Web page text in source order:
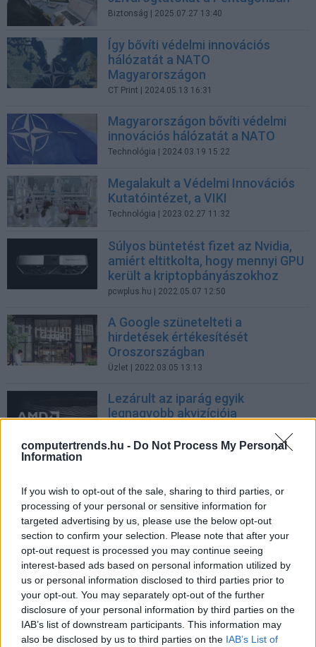
computertrends.hu - Do Not Process My Personal
Information
If you wish to opt-out of the sale, sharing to third parties, or
processing of your personal or sensitive information for
targeted advertising by us, please use the below opt-out
section to confirm your selection. Please note that after your
opt-out request is processed you may continue seeing
interest-based ads based on personal information utilized by
us or personal information disclosed to third parties prior to
your opt-out. You may separately opt-out of the further
disclosure of your personal information by third parties on the
IAB’s list of downstream participants. This information may
also be disclosed by us to third parties on the IAB’s List of
Biztonság | 2025.07.27 13:40
Így bővíti védelmi innovációs
hálózatát a NATO
Magyarországon
CT Print | 2024.05.13 16:31
Magyarországon bővíti védelmi
innovációs hálózatát a NATO
Technológia | 2024.03.19 15:22
Megalakult a Védelmi Innovációs
Kutatóintézet, a VIKI
Technológia | 2023.02.27 11:32
Súlyos büntetést fizet az Nvidia,
amiért eltitkolta, hogy mennyi GPU
került a kriptopbányászokhoz
pcwplus.hu | 2022.05.07 12:50
A Google szünetelteti a
hirdetések értékesítését
Oroszországban
Üzlet | 2022.03.05 13:13
Lezárult az iparág egyik
legnagyobb akvizíciója
Üzlet| 2018.06.14 08:32
A Google leszólta az online
médiát
Tech| 2010.04.12 22:36
Per előnézeti kép miatt a Google,
az Apple és a Microsoft ellen